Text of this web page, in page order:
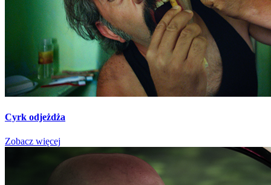
Cyrk odjeżdża
Zobacz więcej